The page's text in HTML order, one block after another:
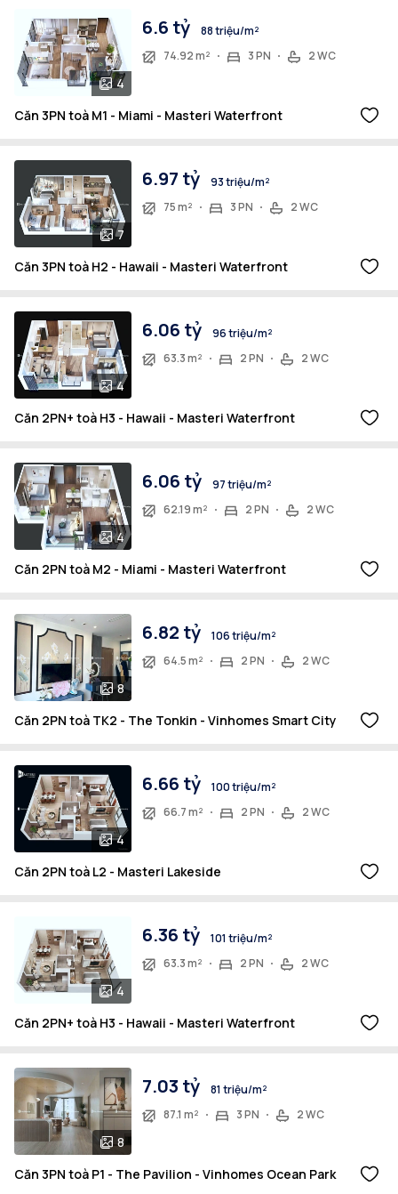
4
6.6 tỷ
88 triệu/m²
74.92 m²
3 PN 2 WC
Căn 3PN toà M1 - Miami - Masteri Waterfront
7
6.97 tỷ
93 triệu/m²
75 m²
3 PN 2 WC
Căn 3PN toà H2 - Hawaii - Masteri Waterfront
4
6.06 tỷ
96 triệu/m²
63.3 m²
2 PN 2 WC
Căn 2PN+ toà H3 - Hawaii - Masteri Waterfront
4
6.06 tỷ
97 triệu/m²
62.19 m²
2 PN 2 WC
Căn 2PN toà M2 - Miami - Masteri Waterfront
8
6.82 tỷ
106 triệu/m²
64.5 m²
2 PN 2 WC
Căn 2PN toà TK2 - The Tonkin - Vinhomes Smart City
4
6.66 tỷ
100 triệu/m²
66.7 m²
2 PN 2 WC
Căn 2PN toà L2 - Masteri Lakeside
4
6.36 tỷ
101 triệu/m²
63.3 m²
2 PN 2 WC
Căn 2PN+ toà H3 - Hawaii - Masteri Waterfront
8
7.03 tỷ
81 triệu/m²
87.1 m²
3 PN 2 WC
Căn 3PN toà P1 - The Pavilion - Vinhomes Ocean Park